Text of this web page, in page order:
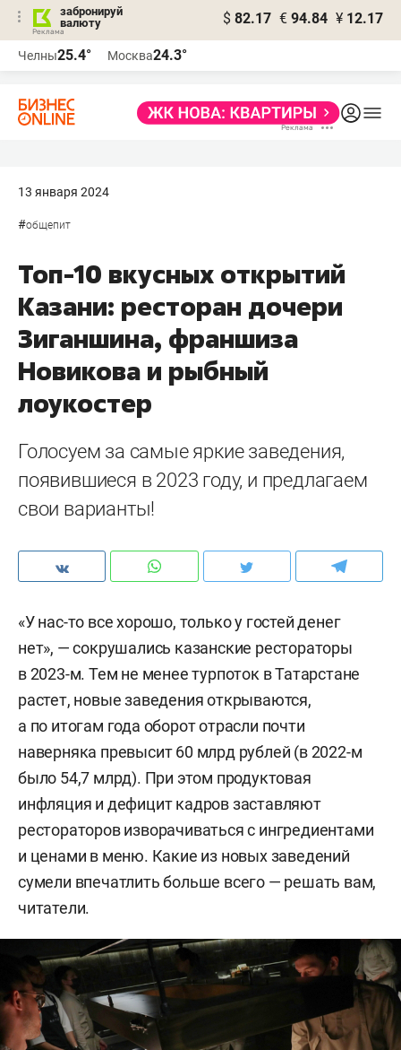
забронируй
валюту
$ 82.17 € 94.84 ¥ 12.17
Челны25.4° Москва24.3°
13 января 2024
#общепит
Топ-10 вкусных открытий
Казани: ресторан дочери
Зиганшина, франшиза
Новикова и рыбный
лоукостер
Голосуем за самые яркие заведения,
появившиеся в 2023 году, и предлагаем
свои варианты!
«У нас-то все хорошо, только у гостей денег
нет», — сокрушались казанские рестораторы
в 2023-м. Тем не менее турпоток в Татарстане
растет, новые заведения открываются,
а по итогам года оборот отрасли почти
наверняка превысит 60 млрд рублей (в 2022-м
было 54,7 млрд). При этом продуктовая
инфляция и дефицит кадров заставляют
рестораторов изворачиваться с ингредиентами
и ценами в меню. Какие из новых заведений
сумели впечатлить больше всего — решать вам,
читатели.